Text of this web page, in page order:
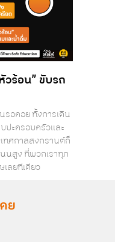
ร้อน” ขับรถ
รอคอย ทั้งการเดิน
ปะครอบครัวและ
ทศกาลสงกรานต์ก็
นสูง ที่พวกเราทุก
ลยทีเดียว
ย